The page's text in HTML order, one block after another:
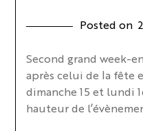
Posted on
Second grand week-
après celui de la fête
dimanche 15 et lundi
hauteur de